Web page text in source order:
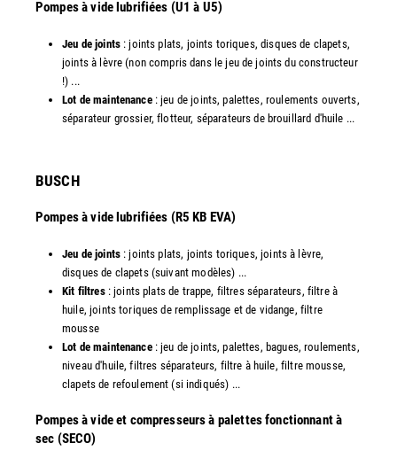
​Pompes à vide lubrifiées (U1 à U5)
Jeu de joints: joints plats, joints toriques, disques de clapets,
joints à lèvre (non compris dans le jeu de joints du constructeur
!) ...
Lot de maintenance: jeu de joints, palettes, roulements ouverts,
séparateur grossier, flotteur, séparateurs de brouillard d'huile ...
​BUSCH
Pompes à vide lubrifiées (R5 KB EVA)
Jeu de joints : joints plats, joints toriques, joints à lèvre,
disques de clapets (suivant modèles) ...
Kit filtres: joints plats de trappe, filtres séparateurs, filtre à
huile, joints toriques de remplissage et de vidange, filtre
mousse
Lot de maintenance: jeu de joints, palettes, bagues, roulements,
niveau d'huile, filtres séparateurs, filtre à huile, filtre mousse,
clapets de refoulement (si indiqués) ...
​Pompes à vide et compresseurs à palettes fonctionnant à
sec (SECO)